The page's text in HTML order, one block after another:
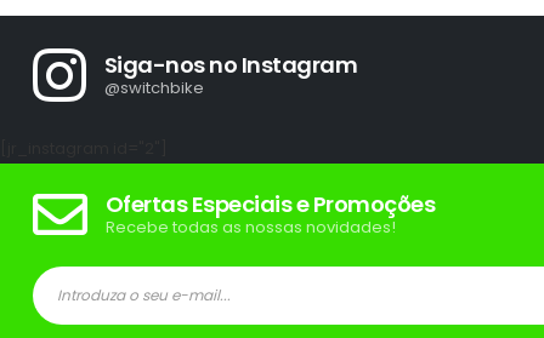
Siga-nos no Instagram
@switchbike
Ofertas Especiais e Promoções
Recebe todas as nossas novidades!